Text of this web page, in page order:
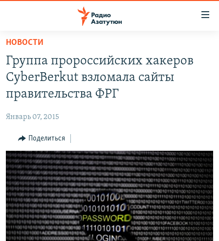
Перейти
основному
содержанию
Перейти
основной
навигации
Перейти
поиску
НОВОСТИ
ПОЛИТИКА
ЭКОНОМИКА
РЕГИОН
НАГОРНЫЙ КАРАБАХ
КУЛЬТУРА
СПОРТ
АРХИВ
Հայերեն
НОВОСТИ
Группа пророссийских хакеров
CyberBerkut взломала сайты
правительства ФРГ
Январь 07, 2015
Поделиться